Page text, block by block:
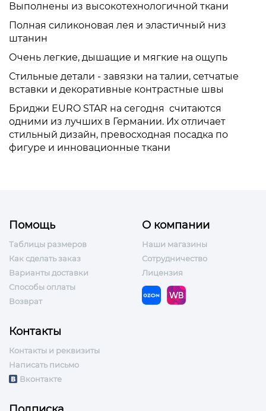
Выполнены из высокотехнологичной ткани
Полная силиконовая лея и эластичный низ
штанин
Очень легкие, дышащие и мягкие на ощупь
Стильные детали - завязки на талии, сетчатые
вставки и декоративные контрастные швы
Бриджи EURO STAR на сегодня считаются
одними из лучших в Германии. Их отличает
стильный дизайн, превосходная посадка по
фигуре и инновационные ткани
Помощь
Таблицы размеров
Как сделать заказ
Варианты доставки
Способы оплаты
Возврат
О компании
Наши магазины
Сотрудничество
Лицензия
Контакты
Контакты и реквизиты
Написать письмо
Вконтакте